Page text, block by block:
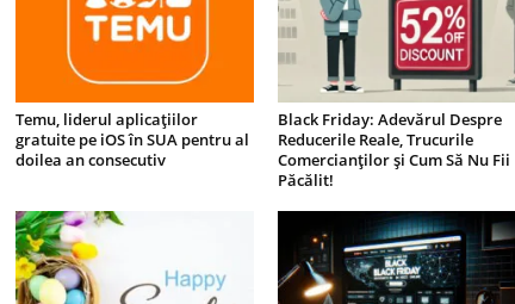
Temu, liderul aplicațiilor
gratuite pe iOS în SUA pentru al
doilea an consecutiv
Black Friday: Adevărul Despre
Reducerile Reale, Trucurile
Comercianților și Cum Să Nu Fii
Păcălit!